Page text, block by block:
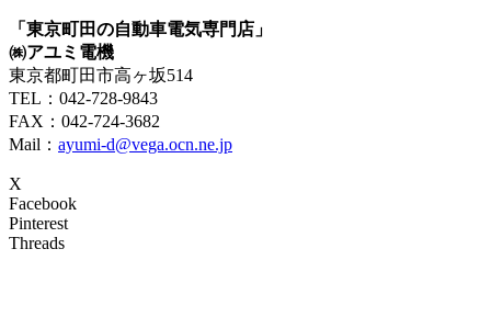
「東京町田の自動車電気専門店」
㈱アユミ電機
東京都町田市高ヶ坂514
TEL：042-728-9843
FAX：042-724-3682
Mail： ayumi-d@vega.ocn.ne.jp
X
Facebook
Pinterest
Threads